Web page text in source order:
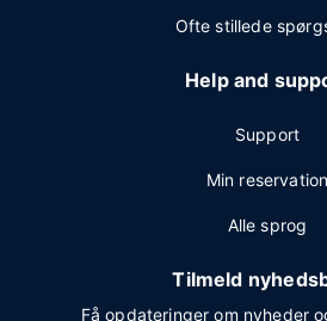
Ofte stillede
Help and
Support
Min reservation
Alle sprog
Tilmeld
Få opdateringer om nyheder